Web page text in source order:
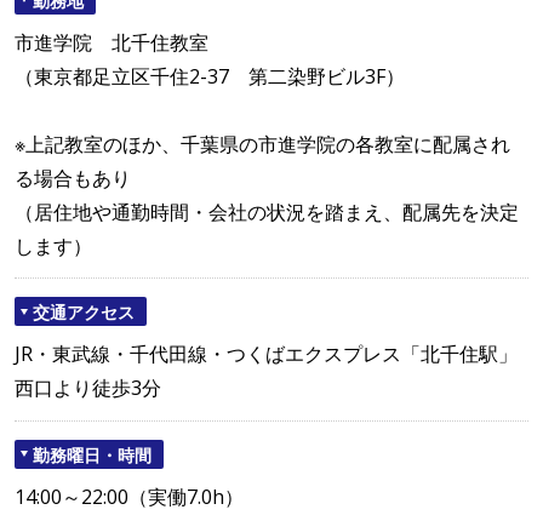
市進学院 北千住教室
（東京都足立区千住2-37 第二染野ビル3F）
※上記教室のほか、千葉県の市進学院の各教室に配属され
る場合もあり
（居住地や通勤時間・会社の状況を踏まえ、配属先を決定
します）
交通アクセス
JR・東武線・千代田線・つくばエクスプレス「北千住駅」
西口より徒歩3分
勤務曜日・時間
14:00～22:00（実働7.0h）